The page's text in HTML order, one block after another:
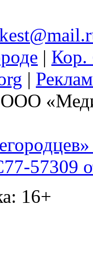
| Кор.
|
57309
16+